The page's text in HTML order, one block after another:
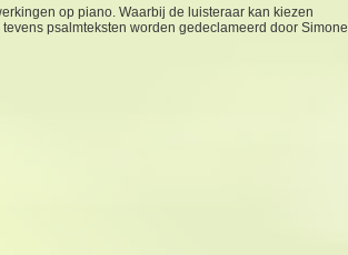
op piano. Waarbij de luisteraar kan kiezen
psalmteksten worden gedeclameerd door Simone